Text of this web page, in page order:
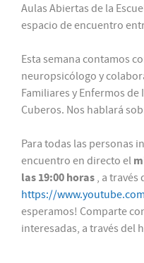
Aulas Abiertas de la
espacio de encuentro
Esta semana contamos
neuropsicólogo y
Familiares y Enfermos
Cuberos. Nos hablará
Para todas las personas
encuentro en directo el
las 19:00 horas , a través
https://
esperamos! Comparte
interesadas, a través del